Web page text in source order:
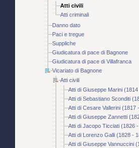
Atti civili
Atti criminali
Danno dato
Paci e tregue
Suppliche
Giudicatura di pace di Bagnone
Giudicatura di pace di Villafranca
Vicariato di Bagnone
Atti civili
Atti di Giuseppe Marini
Atti di Sebastiano Sconditi
Atti di Cesare Vallerini (1817
Atti di Giuseppe Zannetti
Atti di Jacopo Ticciati (1826
Atti di Lorenzo Galli (1828 -
Atti di Giuseppe Vannuccini